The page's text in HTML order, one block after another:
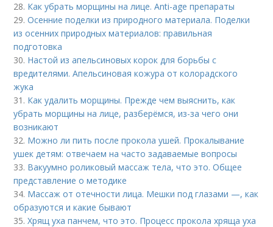
28. Как убрать морщины на лице. Anti-age препараты
29.Осенние поделки из природного материала. Поделки
из осенних природных материалов: правильная
подготовка
30. Настой из апельсиновых корок для борьбы с
вредителями. Апельсиновая кожура от колорадского
жука
31. Как удалить морщины. Прежде чем выяснить, как
убрать морщины на лице, разберёмся, из-за чего они
возникают
32. Можно ли пить после прокола ушей. Прокалывание
ушек детям: отвечаем на часто задаваемые вопросы
33. Вакуумно роликовый массаж тела, что это. Общее
представление о методике
34. Массаж от отечности лица. Мешки под глазами —, как
образуются и какие бывают
35.Хрящ уха панчем, что это. Процесс прокола хряща уха